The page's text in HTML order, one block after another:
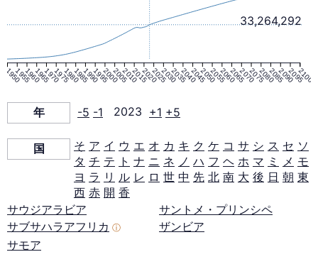
口
ピ
ラ
ミ
ド
2023
1950195519601965197019751980198519901995200020052010201520202025203020352040204520502055206020652070207520802085209020952100
33,264,292
年 -5 -1 2023 +1 +5
国 そ ア イ ウ エ オ カ キ ク ケ コ サ シ ス セ ソ
タ チ テ ト ナ ニ ネ ノ ハ フ ヘ ホ マ ミ メ モ
ヨ ラ リ ル レ ロ 世 中 先 北 南 大 後 日 朝 東
西 赤 開 香
サウジアラビア
サブサハラアフリカ ⓘ
サモア
サントメ・プリンシペ
ザンビア